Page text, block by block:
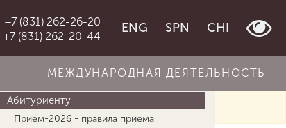
+7 (831) 262-26-20
+7 (831) 262-20-44
ENG SPN CHI
МЕЖДУНАРОДНАЯ ДЕЯТЕЛЬНОСТЬ
Об университете
Абитуриенту
Прием-2026 - правила приема